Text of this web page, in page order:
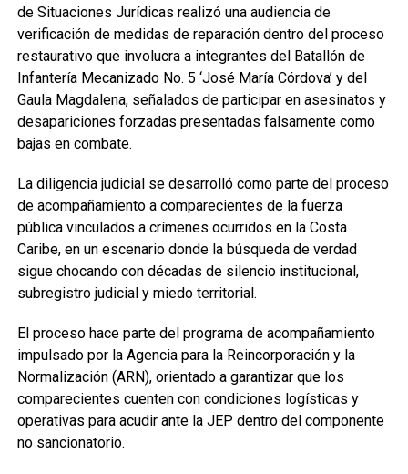
de Situaciones Jurídicas realizó una audiencia de
verificación de medidas de reparación dentro del proceso
restaurativo que involucra a integrantes del Batallón de
Infantería Mecanizado No. 5 ‘José María Córdova’ y del
Gaula Magdalena, señalados de participar en asesinatos y
desapariciones forzadas presentadas falsamente como
bajas en combate.
La diligencia judicial se desarrolló como parte del proceso
de acompañamiento a comparecientes de la fuerza
pública vinculados a crímenes ocurridos en la Costa
Caribe, en un escenario donde la búsqueda de verdad
sigue chocando con décadas de silencio institucional,
subregistro judicial y miedo territorial.
El proceso hace parte del programa de acompañamiento
impulsado por la Agencia para la Reincorporación y la
Normalización (ARN), orientado a garantizar que los
comparecientes cuenten con condiciones logísticas y
operativas para acudir ante la JEP dentro del componente
no sancionatorio.